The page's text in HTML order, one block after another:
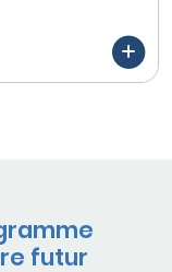
futur